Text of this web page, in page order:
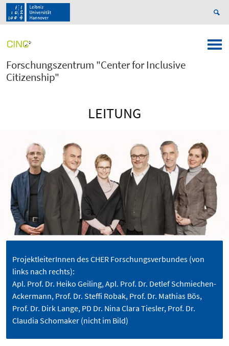
Forschungszentrum "Center for Inclusive
Citizenship"
LEITUNG
ProjektleiterInnen des CHER Forschungsverbundes (von
links nach rechts):
Apl. Prof. Dr. Heiko Geiling, Apl. Prof. Dr. Detlef Schmiechen-
Ackermann, Prof. Dr. Steffi Robak, Prof. Dr. Mathias Bös,
Prof. Dr. Dirk Lange, PD Dr. Nina Clara Tiesler, Prof. Dr.
Claudia Schomaker (nicht im Bild)